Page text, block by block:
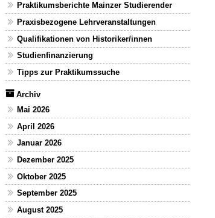
Praktikumsberichte Mainzer Studierender
Praxisbezogene Lehrveranstaltungen
Qualifikationen von Historiker/innen
Studienfinanzierung
Tipps zur Praktikumssuche
Archiv
Mai 2026
April 2026
Januar 2026
Dezember 2025
Oktober 2025
September 2025
August 2025